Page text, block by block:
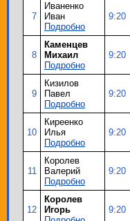
7
Иваненко
Иван
Подробно
9:20
8
Каменцев
Михаил
Подробно
9:20
9
Кизилов
Павел
Подробно
9:20
10
Киреенко
Илья
Подробно
9:20
11
Королев
Валерий
Подробно
9:20
12
Королев
Игорь
9:20